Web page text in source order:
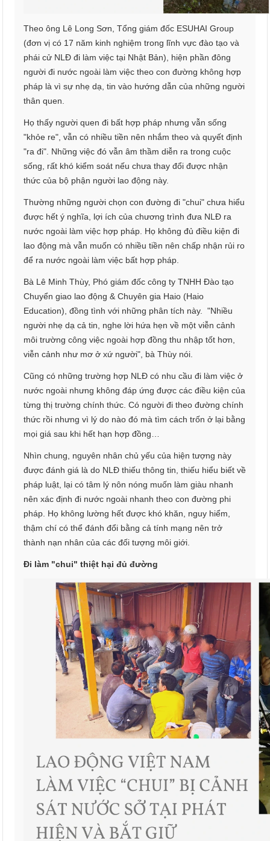
Theo ông Lê Long Sơn, Tổng giám đốc ESUHAI Group
(đơn vị có 17 năm kinh nghiệm trong lĩnh vực đào tạo và
phái cử NLĐ đi làm việc tại Nhật Bản), hiện phần đông
người đi nước ngoài làm việc theo con đường không hợp
pháp là vì sự nhẹ dạ, tin vào hướng dẫn của những người
thân quen.
Họ thấy người quen đi bất hợp pháp nhưng vẫn sống
"khỏe re", vẫn có nhiều tiền nên nhắm theo và quyết định
"ra đi". Những việc đó vẫn âm thầm diễn ra trong cuộc
sống, rất khó kiểm soát nếu chưa thay đổi được nhận
thức của bộ phận người lao động này.
Thường những người chọn con đường đi "chui" chưa hiểu
được hết ý nghĩa, lợi ích của chương trình đưa NLĐ ra
nước ngoài làm việc hợp pháp. Họ không đủ điều kiện đi
lao động mà vẫn muốn có nhiều tiền nên chấp nhận rủi ro
để ra nước ngoài làm việc bất hợp pháp.
Bà Lê Minh Thùy, Phó giám đốc công ty TNHH Đào tạo
Chuyển giao lao động & Chuyên gia Haio (Haio
Education), đồng tình với những phân tích này. "Nhiều
người nhẹ dạ cả tin, nghe lời hứa hẹn về một viễn cảnh
môi trường công việc ngoài hợp đồng thu nhập tốt hơn,
viễn cảnh như mơ ở xứ người", bà Thùy nói.
Cũng có những trường hợp NLĐ có nhu cầu đi làm việc ở
nước ngoài nhưng không đáp ứng được các điều kiện của
từng thị trường chính thức. Có người đi theo đường chính
thức rồi nhưng vì lý do nào đó mà tìm cách trốn ở lại bằng
mọi giá sau khi hết hạn hợp đồng…
Nhìn chung, nguyên nhân chủ yếu của hiện tượng này
được đánh giá là do NLĐ thiếu thông tin, thiếu hiểu biết về
pháp luật, lại có tâm lý nôn nóng muốn làm giàu nhanh
nên xác định đi nước ngoài nhanh theo con đường phi
pháp. Họ không lường hết được khó khăn, nguy hiểm,
thậm chí có thể đánh đổi bằng cả tính mạng nên trở
thành nạn nhân của các đối tượng môi giới.
Đi làm "chui" thiệt hại đủ đường